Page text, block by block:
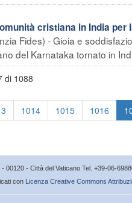
cristiana in India
Fides) - Gioia e
del Karnataka tornato in
di 1088
1014 1015 1016
00120 - Città del Vaticano Tel. +39-06-
con Licenza Creative Commons